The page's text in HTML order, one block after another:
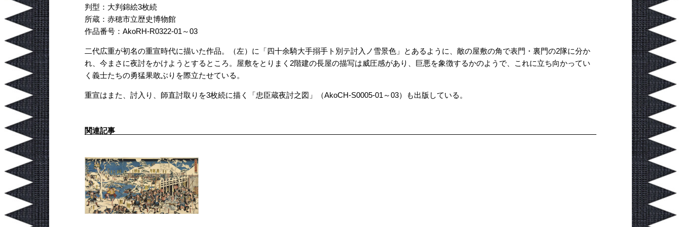
判型：大判錦絵3枚続
所蔵：赤穂市立歴史博物館
作品番号：AkoRH-R0322-01～03
二代広重が初名の重宣時代に描いた作品。（左）に「四十余騎大手搦手ト別テ討入ノ雪景色」とあるように、敵の屋敷の角で表門・裏門の2隊に分か
れ、今まさに夜討をかけようとするところ。屋敷をとりまく2階建の長屋の描写は威圧感があり、巨悪を象徴するかのようで、これに立ち向かってい
く義士たちの勇猛果敢ぶりを際立たせている。
重宣はまた、討入り、師直討取りを3枚続に描く「忠臣蔵夜討之図」（AkoCH-S0005-01～03）も出版している。
関連記事